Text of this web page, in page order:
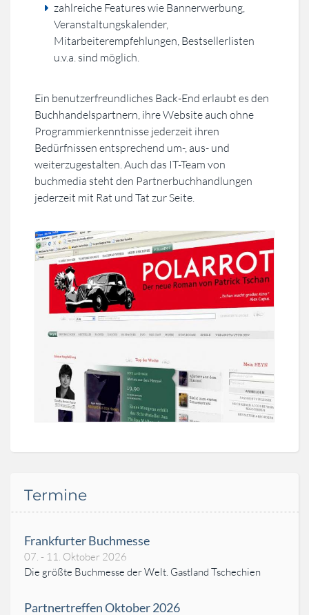
zahlreiche Features wie Bannerwerbung,
Veranstaltungskalender,
Mitarbeiterempfehlungen, Bestsellerlisten
u.v.a. sind möglich.
Ein benutzerfreundliches Back-End erlaubt es den
Buchhandelspartnern, ihre Website auch ohne
Programmierkenntnisse jederzeit ihren
Bedürfnissen entsprechend um-, aus- und
weiterzugestalten. Auch das IT-Team von
buchmedia steht den Partnerbuchhandlungen
jederzeit mit Rat und Tat zur Seite.
Termine
Frankfurter Buchmesse
07. - 11. Oktober 2026
Die größte Buchmesse der Welt. Gastland Tschechien
Partnertreffen Oktober 2026